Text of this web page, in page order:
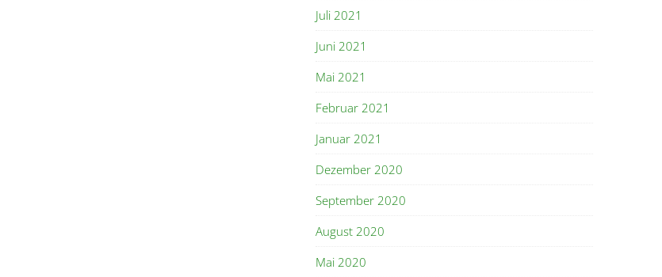
Juli 2021
Juni 2021
Mai 2021
Februar 2021
Januar 2021
Dezember 2020
September 2020
August 2020
Mai 2020